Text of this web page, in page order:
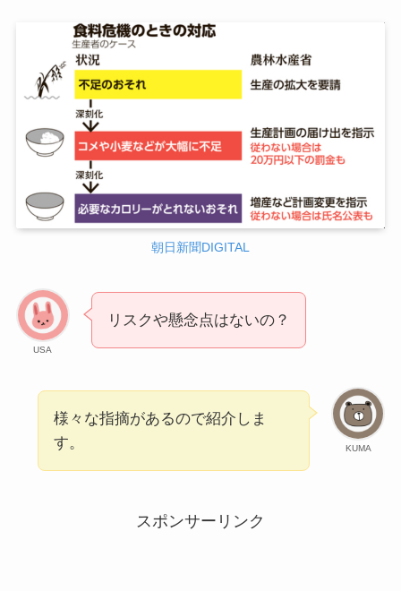
朝日新聞DIGITAL
USA
リスクや懸念点はないの？
KUMA
様々な指摘があるので紹介しま
す。
スポンサーリンク